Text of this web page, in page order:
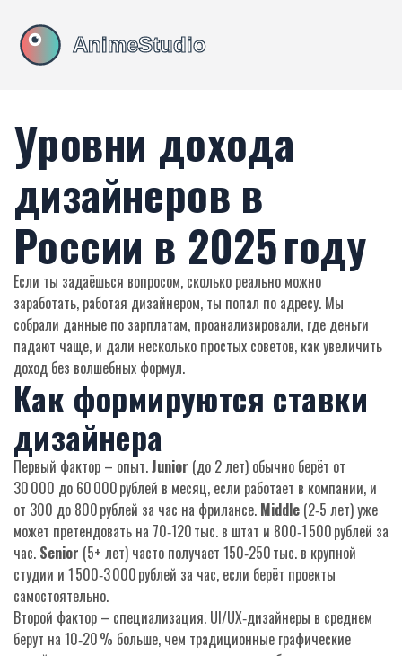
Уровни дохода
дизайнеров в
России в 2025 году
Если ты задаёшься вопросом, сколько реально можно
заработать, работая дизайнером, ты попал по адресу. Мы
собрали данные по зарплатам, проанализировали, где деньги
падают чаще, и дали несколько простых советов, как увеличить
доход без волшебных формул.
Как формируются ставки
дизайнера
Первый фактор – опыт.Junior (до 2 лет) обычно берёт от
30 000 до 60 000 рублей в месяц, если работает в компании, и
от 300 до 800 рублей за час на фрилансе. Middle (2‑5 лет) уже
может претендовать на 70‑120 тыс. в штат и 800‑1 500 рублей за
час. Senior (5+ лет) часто получает 150‑250 тыс. в крупной
студии и 1 500‑3 000 рублей за час, если берёт проекты
самостоятельно.
Второй фактор – специализация. UI/UX‑дизайнеры в среднем
берут на 10‑20 % больше, чем традиционные графические